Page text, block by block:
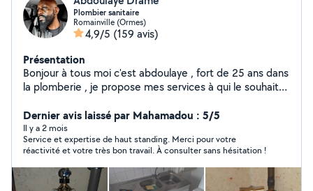
Plombier sanitaire
Romainville (Ormes)
4,9/5 (159 avis)
Présentation
Bonjour à tous moi c'est abdoulaye , fort de 25 ans dans
la plomberie , je propose mes services à qui le souhaite
tout moment , vous pouvez compter sur moi pour une
intervention rapide et de qualité à moindre coût ,
cordialement ABDOULAYE Contact : 06-12-67-80-66
Dernier avis laissé par Mahamadou : 5/5
Il y a 2 mois
Service et expertise de haut standing. Merci pour votre
réactivité et votre très bon travail. À consulter sans hésitation !